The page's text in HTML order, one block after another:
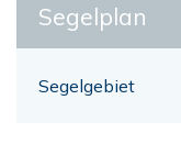
Segelplan
Segelgebiet